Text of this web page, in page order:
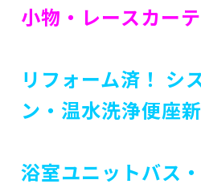
小物・レースカー
リフォーム済！ シ
ン・ 温水洗浄便座新
浴室ユニットバス